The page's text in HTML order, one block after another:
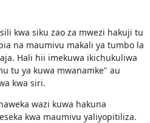
kwa siku zao za mwezi hakuji tu
na maumivu makali ya tumbo la
Hali hii imekuwa ikichukuliwa
tu ya kuwa mwanamke" au
kwa siri.
wazi kuwa hakuna
kwa maumivu yaliyopitiliza.